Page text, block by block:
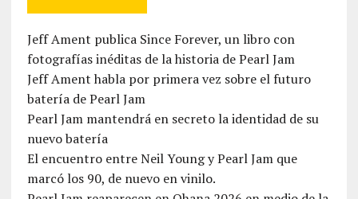
Jeff Ament publica Since Forever, un libro con
fotografías inéditas de la historia de Pearl Jam
Jeff Ament habla por primera vez sobre el futuro
batería de Pearl Jam
Pearl Jam mantendrá en secreto la identidad de su
nuevo batería
El encuentro entre Neil Young y Pearl Jam que
marcó los 90, de nuevo en vinilo.